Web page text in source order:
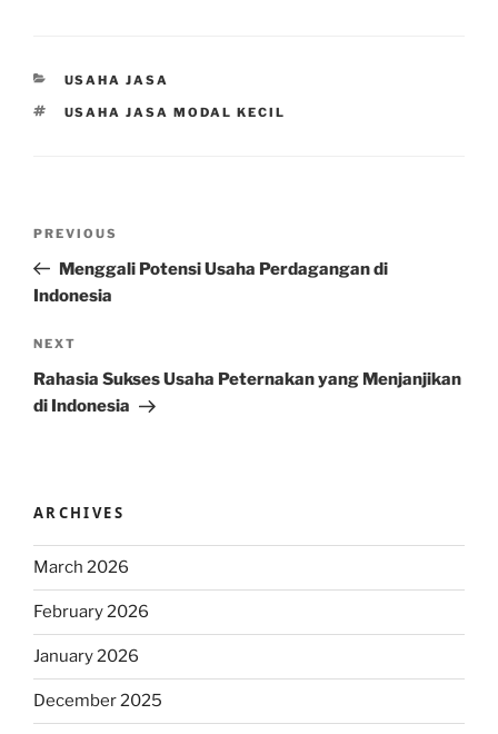
CATEGORIES
USAHA JASA
TAGS
USAHA JASA MODAL KECIL
Previous
Post
PREVIOUS
Menggali Potensi Usaha Perdagangan di
Indonesia
Next
Post
NEXT
Rahasia Sukses Usaha Peternakan yang Menjanjikan
di Indonesia
ARCHIVES
March 2026
February 2026
January 2026
December 2025